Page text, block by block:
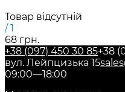
Товар відсутній
/ 1
68 грн.
+38 (097) 450 30 85+38
вул. Лейпцизька 15
09:00—18:00